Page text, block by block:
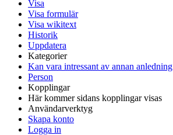
Visa
Visa formulär
Visa wikitext
Historik
Uppdatera
Kategorier
Kan vara intressant av annan anledning
Person
Kopplingar
Här kommer sidans kopplingar visas
Användarverktyg
Skapa konto
Logga in